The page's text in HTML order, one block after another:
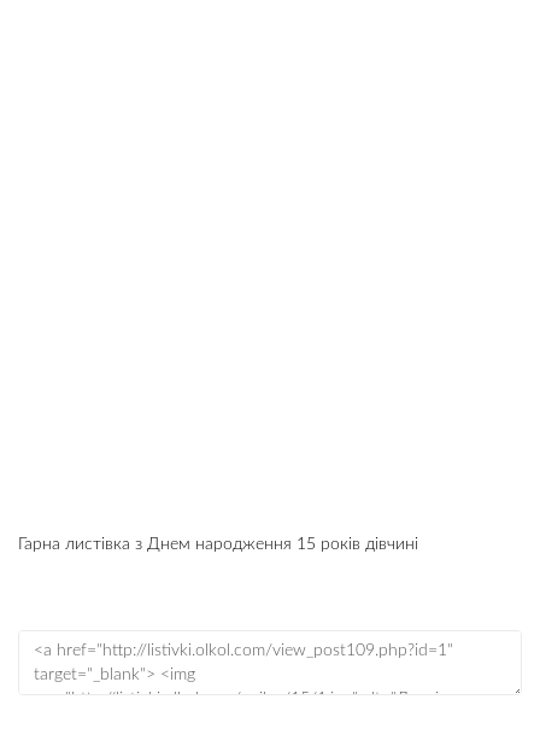
Гарна листівка з Днем народження 15 років дівчині